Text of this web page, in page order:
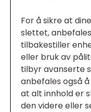
For å sikre at
slettet,
tilbakestiller
eller bruk av
tilbyr avanserte
anbefales også
at alt innhold er
den videre eller